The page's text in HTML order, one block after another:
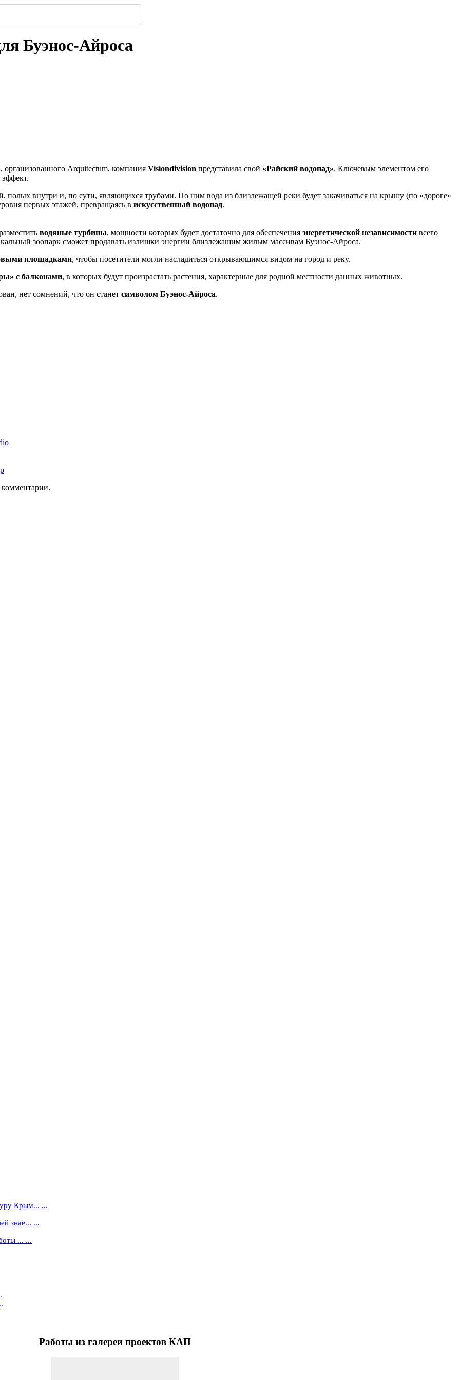
Буэнос-Айроса
, организованного Arquitectum, компания Visiondivision представила свой «Райский водопад». Ключевым элементом его
полых внутри и, по сути, являющихся трубами. По ним вода из близлежащей реки будет закачиваться на крышу (по «дороге»
первых этажей, превращаясь в искусственный водопад.
водяные турбины, мощности которых будет достаточно для обеспечения энергетической независимости всего
зоопарк сможет продавать излишки энергии близлежащим жилым массивам Буэнос-Айроса.
площадками, чтобы посетители могли насладиться открывающимся видом на город и реку.
с балконами, в которых будут произрастать растения, характерные для родной местности данных животных.
нет сомнений, что он станет символом Буэнос-Айроса.
комментарии.
Крым... ...
знае... ...
... ...
Работы из галереи проектов КАП